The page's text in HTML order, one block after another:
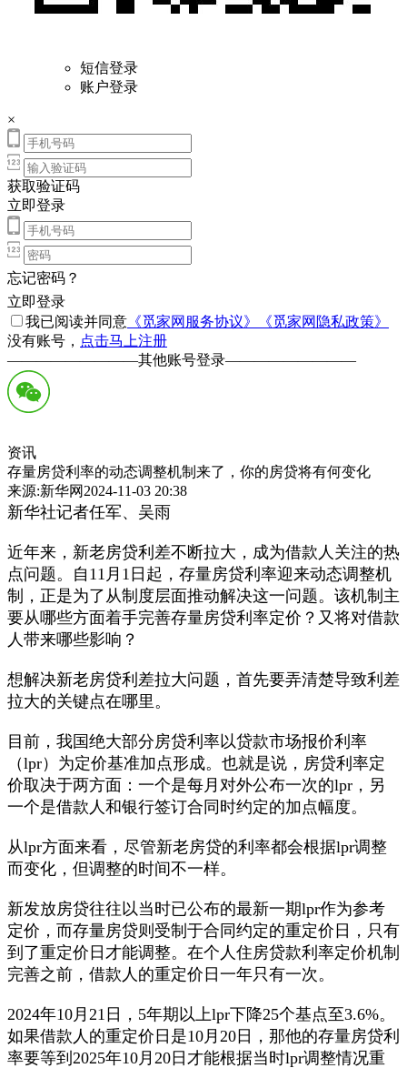
短信登录
账户登录
×
获取验证码
立即登录
忘记密码？
立即登录
我已阅读并同意 《觅家网服务协议》
《觅家网隐私政策》
没有账号， 点击马上注册
—————————其他账号登录—————————
资讯
存量房贷利率的动态调整机制来了，你的房贷将有何变化
来源:新华网2024-11-03 20:38
新华社记者任军、吴雨
近年来，新老房贷利差不断拉大，成为借款人关注的热
点问题。自11月1日起，存量房贷利率迎来动态调整机
制，正是为了从制度层面推动解决这一问题。该机制主
要从哪些方面着手完善存量房贷利率定价？又将对借款
人带来哪些影响？
想解决新老房贷利差拉大问题，首先要弄清楚导致利差
拉大的关键点在哪里。
目前，我国绝大部分房贷利率以贷款市场报价利率
（lpr）为定价基准加点形成。也就是说，房贷利率定
价取决于两方面：一个是每月对外公布一次的lpr，另
一个是借款人和银行签订合同时约定的加点幅度。
从lpr方面来看，尽管新老房贷的利率都会根据lpr调整
而变化，但调整的时间不一样。
新发放房贷往往以当时已公布的最新一期lpr作为参考
定价，而存量房贷则受制于合同约定的重定价日，只有
到了重定价日才能调整。在个人住房贷款利率定价机制
完善之前，借款人的重定价日一年只有一次。
2024年10月21日，5年期以上lpr下降25个基点至3.6%。
如果借款人的重定价日是10月20日，那他的存量房贷利
率要等到2025年10月20日才能根据当时lpr调整情况重